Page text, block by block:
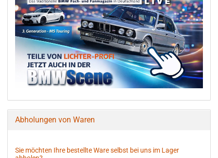
Abholungen von Waren
Sie möchten Ihre bestellte Ware selbst bei uns im Lager